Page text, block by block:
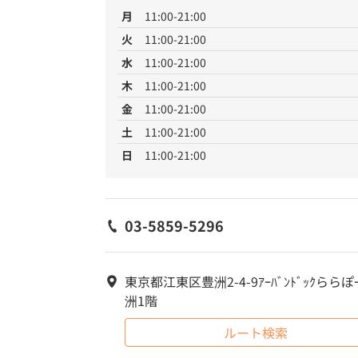
月
11:00-21:00
火
11:00-21:00
水
11:00-21:00
木
11:00-21:00
金
11:00-21:00
土
11:00-21:00
日
11:00-21:00
03-5859-5296
東京都江東区豊洲2-4-9ｱｰﾊﾞﾝﾄﾞｯｸららぽ
洲1階
ルート検索